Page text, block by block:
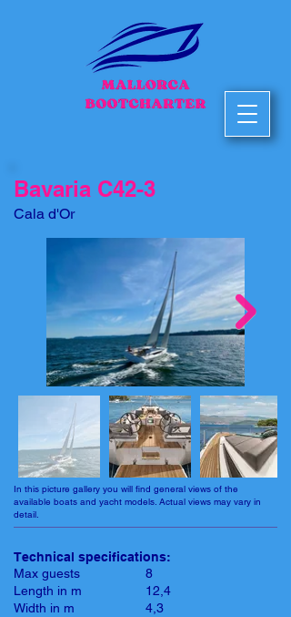
Bavaria C42-3
Cala d'Or
In this picture gallery you will find general views of the
available boats and yacht models. Actual views may vary in
detail.
Technical specifications:
Max guests
Length in m
Width in m
8
12,4
4,3